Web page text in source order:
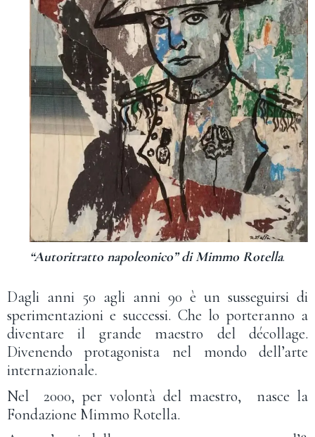
“Autoritratto napoleonico” di Mimmo Rotella.
Dagli anni 50 agli anni 90 è un susseguirsi di
sperimentazioni e successi. Che lo porteranno a
diventare il grande maestro del décollage.
Divenendo protagonista nel mondo dell’arte
internazionale.
Nel 2000, per volontà del maestro, nasce la
Fondazione Mimmo Rotella.